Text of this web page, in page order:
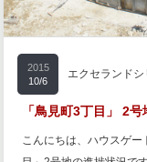
2015
10/6
エクセランドシ
「鳥見町3丁目」 2
こんにちは、ハウスゲ